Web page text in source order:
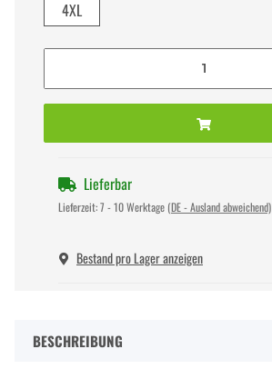
4XL
Lieferbar
Lieferzeit:7 - 10 Werktage (DE - Ausland abweichend)
Bestand pro Lager anzeigen
BESCHREIBUNG